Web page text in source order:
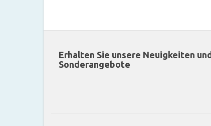
Erhalten Sie unsere Neuigkeiten und
Sonderangebote